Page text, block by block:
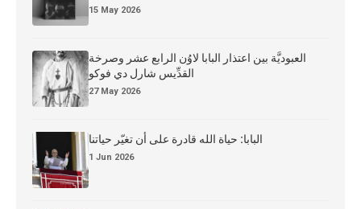
15 May 2026
العبوديَّة بين اعتذار البابا لاوُن الرابع عشر وصرخة
القدِّيس شارل دي فوكو
27 May 2026
البابا: حياة الله قادرة على أن تغيّر حياتنا
1 Jun 2026